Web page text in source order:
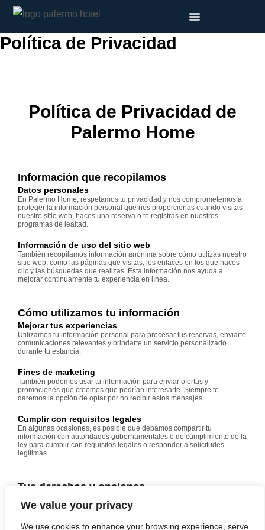
We value your privacy
We use cookies to enhance your browsing experience, serve
contenido
Política de Privacidad
Política de Privacidad de
Palermo Home
Información que recopilamos
Datos personales
En Palermo Home, respetamos tu privacidad y nos comprometemos a
proteger la información personal que nos proporcionas cuando visitas
nuestro sitio web, haces una reserva o te registras en nuestros
programas de lealtad.
Información de uso del sitio web
También recopilamos información anónima sobre cómo utilizas nuestro
sitio web, como las páginas que visitas, los enlaces en los que haces
clic y las búsquedas que realizas. Esta información nos ayuda a
mejorar continuamente tu experiencia en línea.
Cómo utilizamos tu información
Mejorar tus experiencias
Utilizamos tu información personal para procesar tus reservas, enviarte
comunicaciones relevantes y brindarte un servicio personalizado
durante tu estancia.
Fines de marketing
También podemos usar tu información para enviar ofertas y
promociones que creemos que podrían interesarte. Siempre te
daremos la opción de optar por no recibir estos mensajes.
Cumplir con requisitos legales
En algunas ocasiones, es posible que debamos compartir tu
información con autoridades gubernamentales o de cumplimiento de la
ley para cumplir con requisitos legales o responder a solicitudes
legítimas.
Tus derechos y opciones
Control sobre tu información
Tienes el derecho de acceder, corregir y eliminar tu información
comunicaciones de marketing.